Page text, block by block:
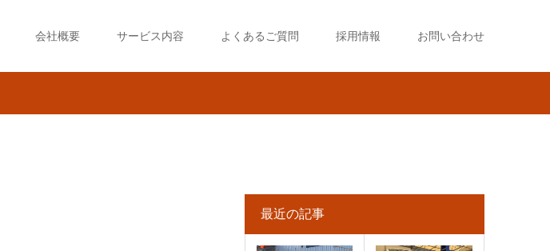
会社概要 サービス内容 よくあるご質問 採用情報 お問い合わせ
最近の記事